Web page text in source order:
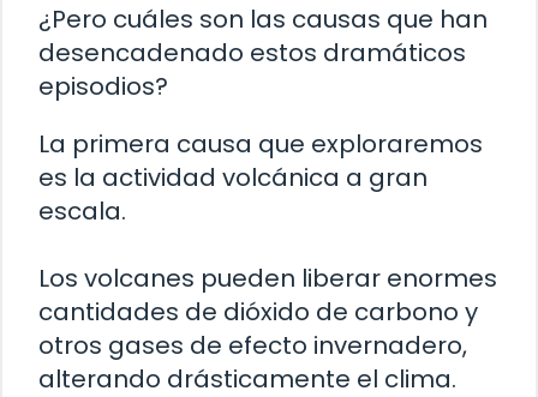
¿Pero cuáles son las causas que han
desencadenado estos dramáticos
episodios?
La primera causa que exploraremos
es la actividad volcánica a gran
escala.
Los volcanes pueden liberar enormes
cantidades de dióxido de carbono y
otros gases de efecto invernadero,
alterando drásticamente el clima.